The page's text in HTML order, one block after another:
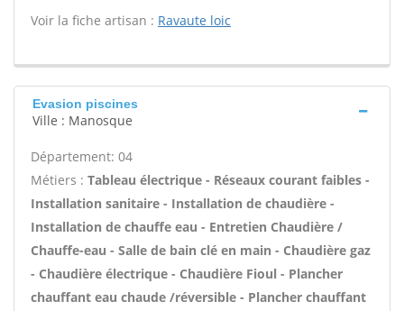
Voir la fiche artisan : Ravaute loic
Evasion piscines
Ville : Manosque
Département: 04
Métiers : Tableau électrique - Réseaux courant faibles -
Installation sanitaire - Installation de chaudière -
Installation de chauffe eau - Entretien Chaudière /
Chauffe-eau - Salle de bain clé en main - Chaudière gaz
- Chaudière électrique - Chaudière Fioul - Plancher
chauffant eau chaude /réversible - Plancher chauffant